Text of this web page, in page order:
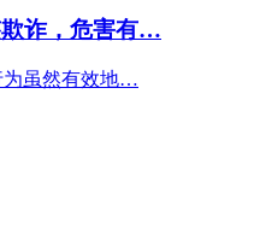
诈，危害有…
为虽然有效地…